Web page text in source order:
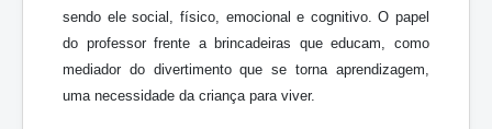
sendo ele social, físico, emocional e cognitivo. O papel
do professor frente a brincadeiras que educam, como
mediador do divertimento que se torna aprendizagem,
uma necessidade da criança para viver.